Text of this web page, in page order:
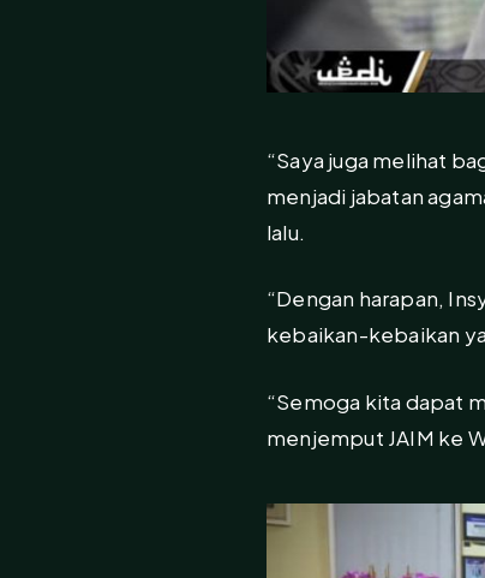
“Saya juga melihat
menjadi jabatan
lalu.
“Dengan harapan,
kebaikan-kebaikan
“Semoga kita dapat
menjemput JAIM ke